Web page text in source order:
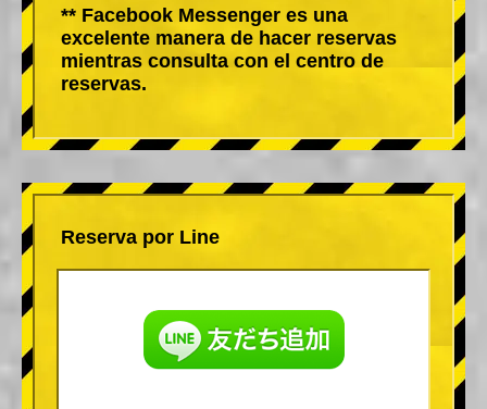
** Facebook Messenger es una
excelente manera de hacer reservas
mientras consulta con el centro de
reservas.
Reserva por Line